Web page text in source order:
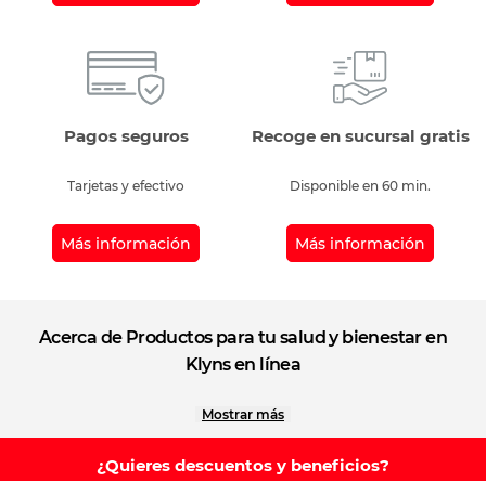
Pagos seguros
Tarjetas y efectivo
Más información
Recoge en sucursal gratis
Disponible en 60 min.
Más información
Acerca de Productos para tu salud y bienestar en
Klyns en línea
Encuentra los productos necesarios para cuidar tu salud. En nuestro
Mostrar más
¿Quieres descuentos y beneficios?